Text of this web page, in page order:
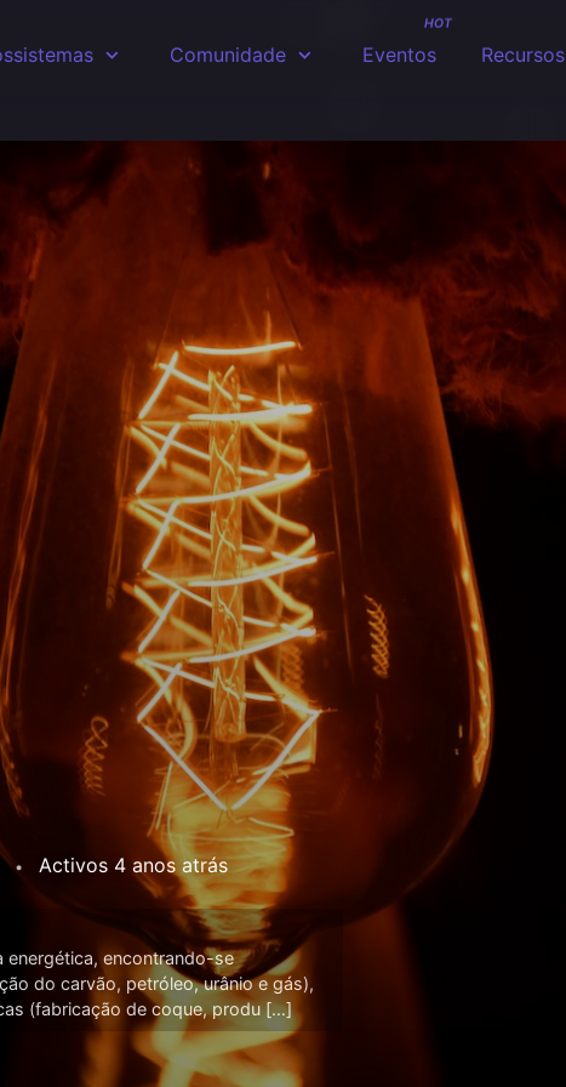
Comunidade Eventos
HOT
Recursos
• Activos 4 anos atrás
energética, encontrando-se
do carvão, petróleo, urânio e gás),
(fabricação de coque, produ […]